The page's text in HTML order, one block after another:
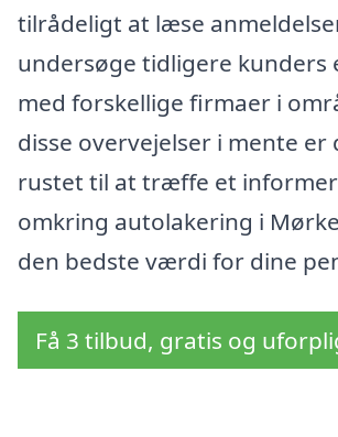
tilrådeligt at læse
undersøge tidligere kunders
med forskellige firmaer i
disse overvejelser i mente er
rustet til at træffe et
omkring autolakering i
den bedste værdi for dine
Få 3 tilbud, gratis og